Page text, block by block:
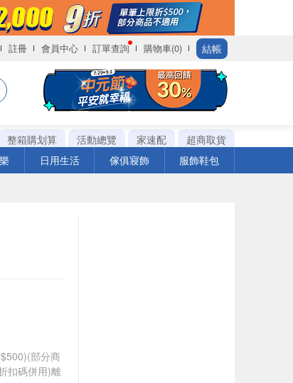
註冊 會員中心 訂單查詢 購物車(0) 結帳
整箱購划算 活動總覽 家速配
超商取貨
日用生活 傢俱寢飾 服飾鞋包
部分商
扣碼併用)離